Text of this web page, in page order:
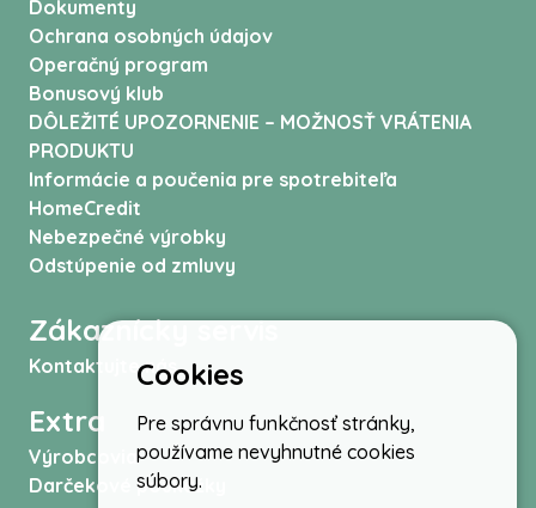
Dokumenty
Ochrana osobných údajov
Operačný program
Bonusový klub
DÔLEŽITÉ UPOZORNENIE – MOŽNOSŤ VRÁTENIA
PRODUKTU
Informácie a poučenia pre spotrebiteľa
HomeCredit
Nebezpečné výrobky
Odstúpenie od zmluvy
Zákaznícky servis
Kontaktujte nás
Extra
Výrobcovia
Darčekové poukážky
Cookies
Pre správnu funkčnosť stránky,
používame nevyhnutné cookies
súbory.